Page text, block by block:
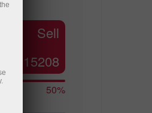
Sell
1.15208
50%